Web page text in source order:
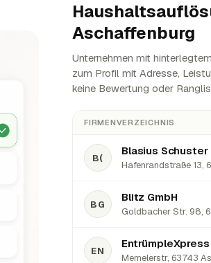
Aschaffenburg
Unternehmen mit
zum Profil mit Adresse,
keine Bewertung oder
FIRMENVERZEICHNIS
B(
Hafenrandstraße 13,
BG
Blitz GmbH
Goldbacher Str. 98,
EN
EntrümpleXpress
Memelerstr, 63743